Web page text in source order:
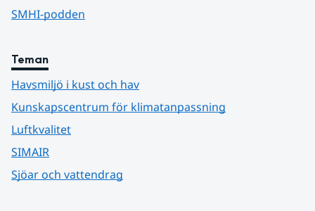
SMHI-podden
Teman
Havsmiljö i kust och hav
Kunskapscentrum för klimatanpassning
Luftkvalitet
SIMAIR
Sjöar och vattendrag